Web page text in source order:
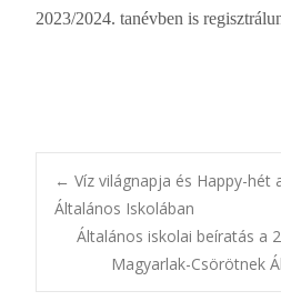
2023/2024. tanévben is
Post
← Víz világnapja és Happy-hét
Általános Iskolában
Általános iskolai beíratás a
Magyarlak-Csörötnek